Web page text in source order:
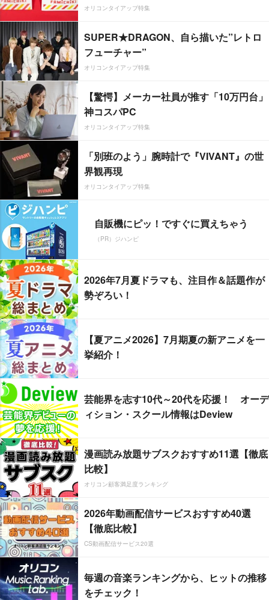
オリコンタイアップ特集
SUPER★DRAGON、自ら描いた”レトロ
フューチャー”
オリコンタイアップ特集
【驚愕】メーカー社員が推す「10万円台」
神コスパPC
オリコンタイアップ特集
「別班のよう」腕時計で『VIVANT』の世
界観再現
オリコンタイアップ特集
自販機にピッ！ですぐに買えちゃう
（PR）ジハンピ
2026年7月夏ドラマも、注目作＆話題作が
勢ぞろい！
【夏アニメ2026】7月期夏の新アニメを一
挙紹介！
芸能界を志す10代～20代を応援！ オーデ
ィション・スクール情報はDeview
漫画読み放題サブスクおすすめ11選【徹底
比較】
オリコン顧客満足度ランキング
2026年動画配信サービスおすすめ40選
【徹底比較】
CS動画配信サービス20選
毎週の音楽ランキングから、ヒットの推移
をチェック！